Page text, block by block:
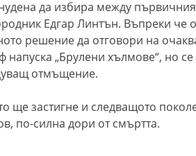
да избира между
Едгар Линтън. Въпреки че
решение да отговори на
напуска „Брулени хълмове“, но
отмъщение.
ще застигне и следващото
по-силна дори от смъртта.